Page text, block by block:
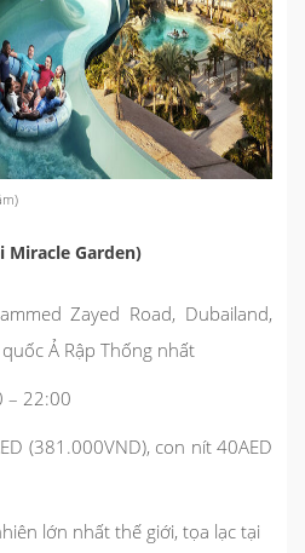
Garden)
Zayed Road, Dubailand,
Ả Rập Thống nhất
– 22:00
(381.000VND), con nít 40AED
lớn nhất thế giới, tọa lạc tại